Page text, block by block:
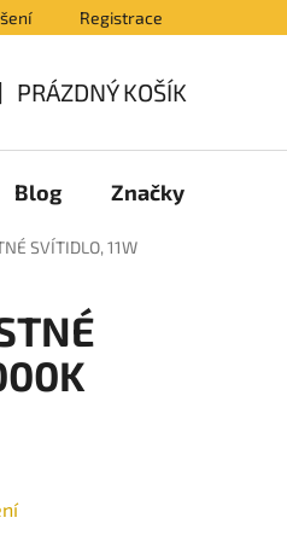
Registrace
KOŠÍK
PRÁZDNÝ KOŠÍK
Blog Značky
SVÍTIDLO, 11W